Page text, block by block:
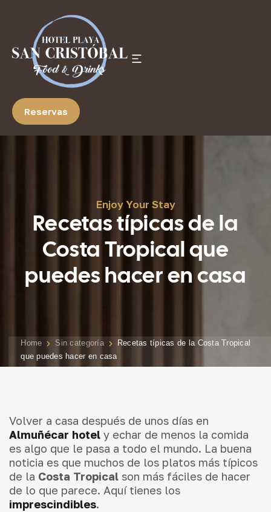
Reservas
Enjoy Your Stay
Recetas típicas de la
Costa Tropical que
puedes hacer en casa
Home Sin categoría
Recetas típicas de la Costa Tropical
que puedes hacer en casa
Volver a casa después de unos días en
Almuñécar hotel y echar de menos la comida
es algo que le pasa a todo el mundo. La buena
noticia es que muchos de los platos más típicos
de la Costa Tropical son más fáciles de hacer
de lo que parece. Aquí tienes los
imprescindibles.